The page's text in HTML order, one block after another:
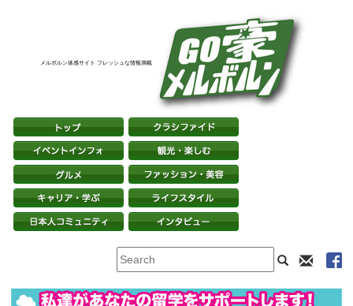
メルボルン体感サイト フレッシュな情報満載